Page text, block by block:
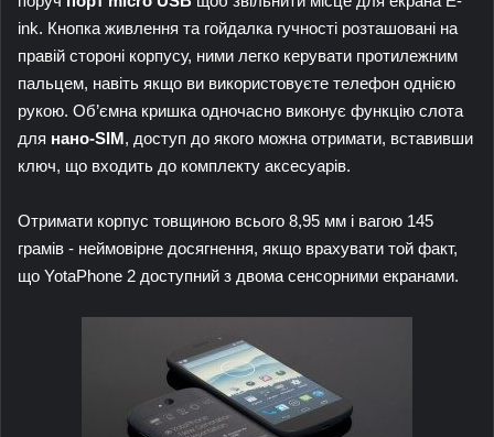
ink. Кнопка живлення та гойдалка гучності розташовані на
правій стороні корпусу, ними легко керувати протилежним
пальцем, навіть якщо ви використовуєте телефон однією
рукою. Об’ємна кришка одночасно виконує функцію слота
для нано-SIM, доступ до якого можна отримати, вставивши
ключ, що входить до комплекту аксесуарів.
Отримати корпус товщиною всього 8,95 мм і вагою 145
грамів - неймовірне досягнення, якщо врахувати той факт,
що YotaPhone 2 доступний з двома сенсорними екранами.